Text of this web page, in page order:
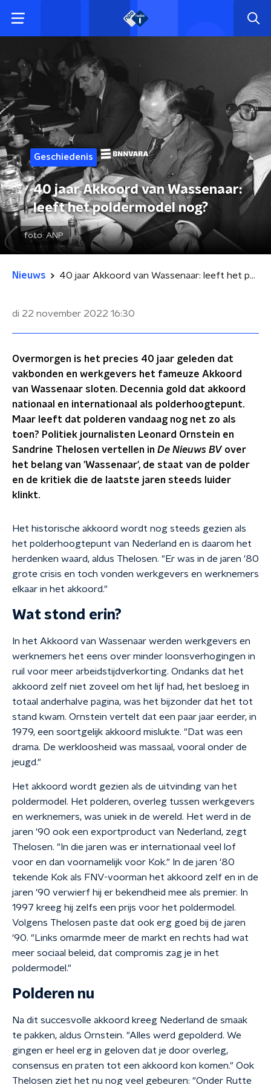
Geschiedenis
40 jaar Akkoord van Wassenaar:
leeft het poldermodel nog?
foto:ANP
Nieuws 40 jaar Akkoord van Wassenaar: leeft het poldermodel nog?
di 22 november 2022 16:30
Overmorgen is het precies 40 jaar geleden dat
vakbonden en werkgevers het fameuze Akkoord
van Wassenaar sloten. Decennia gold dat akkoord
nationaal en internationaal als polderhoogtepunt.
Maar leeft dat polderen vandaag nog net zo als
toen? Politiek journalisten Leonard Ornstein en
Sandrine Thelosen vertellen in De Nieuws BV over
het belang van 'Wassenaar', de staat van de polder
en de kritiek die de laatste jaren steeds luider
klinkt.
Het historische akkoord wordt nog steeds gezien als
het polderhoogtepunt van Nederland en is daarom het
herdenken waard, aldus Thelosen. "Er was in de jaren '80
grote crisis en toch vonden werkgevers en werknemers
elkaar in het akkoord."
Wat stond erin?
In het Akkoord van Wassenaar werden werkgevers en
werknemers het eens over minder loonsverhogingen in
ruil voor meer arbeidstijdverkorting. Ondanks dat het
akkoord zelf niet zoveel om het lijf had, het besloeg in
totaal anderhalve pagina, was het bijzonder dat het tot
stand kwam. Ornstein vertelt dat een paar jaar eerder, in
1979, een soortgelijk akkoord mislukte. "Dat was een
drama. De werkloosheid was massaal, vooral onder de
jeugd."
Het akkoord wordt gezien als de uitvinding van het
poldermodel. Het polderen, overleg tussen werkgevers
en werknemers, was uniek in de wereld. Het werd in de
jaren '90 ook een exportproduct van Nederland, zegt
Thelosen. "In die jaren was er internationaal veel lof
voor en dan voornamelijk voor Kok." In de jaren '80
tekende Kok als FNV-voorman het akkoord zelf en in de
jaren '90 verwierf hij er bekendheid mee als premier. In
1997 kreeg hij zelfs een prijs voor het poldermodel.
Volgens Thelosen paste dat ook erg goed bij de jaren
'90. "Links omarmde meer de markt en rechts had wat
meer sociaal beleid, dat compromis zag je in het
poldermodel."
Polderen nu
Na dit succesvolle akkoord kreeg Nederland de smaak
te pakken, aldus Ornstein. "Alles werd gepolderd. We
gingen er heel erg in geloven dat je door overleg,
consensus en praten tot een akkoord kon komen." Ook
Thelosen ziet het nu nog veel gebeuren: "Onder Rutte